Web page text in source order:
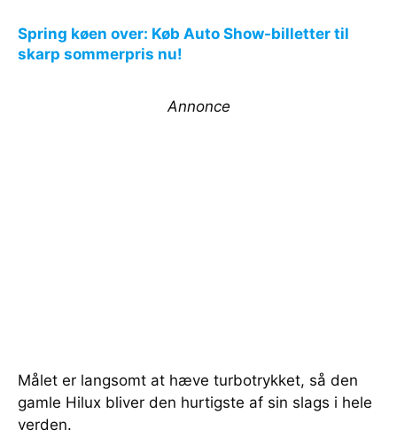
Spring køen over: Køb Auto Show-billetter til
skarp sommerpris nu!
Annonce
Målet er langsomt at hæve turbotrykket, så den
gamle Hilux bliver den hurtigste af sin slags i hele
verden.